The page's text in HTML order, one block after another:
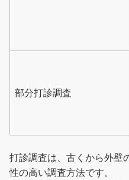
部分打診調査
打診調査は、古くから外壁
性の高い調査方法です。